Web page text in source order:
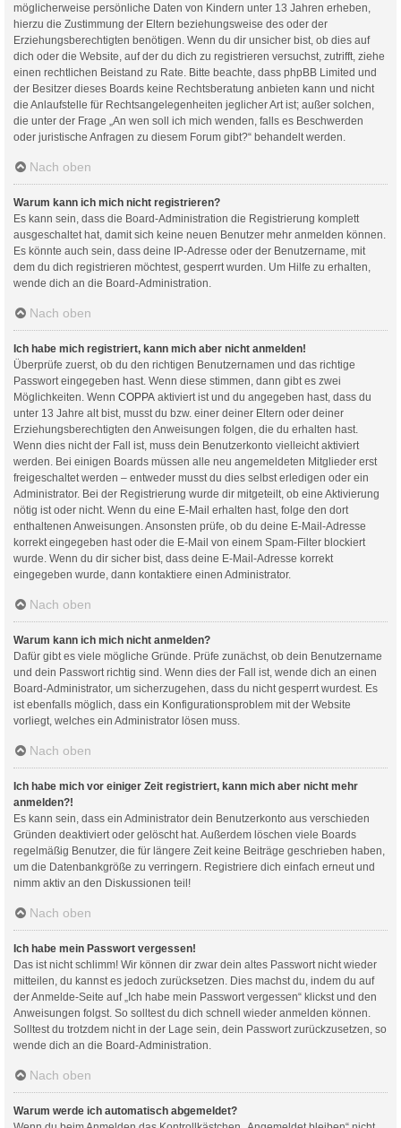
möglicherweise persönliche Daten von Kindern unter 13 Jahren erheben,
hierzu die Zustimmung der Eltern beziehungsweise des oder der
Erziehungsberechtigten benötigen. Wenn du dir unsicher bist, ob dies auf
dich oder die Website, auf der du dich zu registrieren versuchst, zutrifft, ziehe
einen rechtlichen Beistand zu Rate. Bitte beachte, dass phpBB Limited und
der Besitzer dieses Boards keine Rechtsberatung anbieten kann und nicht
die Anlaufstelle für Rechtsangelegenheiten jeglicher Art ist; außer solchen,
die unter der Frage „An wen soll ich mich wenden, falls es Beschwerden
oder juristische Anfragen zu diesem Forum gibt?“ behandelt werden.
Nach oben
Warum kann ich mich nicht registrieren?
Es kann sein, dass die Board-Administration die Registrierung komplett
ausgeschaltet hat, damit sich keine neuen Benutzer mehr anmelden können.
Es könnte auch sein, dass deine IP-Adresse oder der Benutzername, mit
dem du dich registrieren möchtest, gesperrt wurden. Um Hilfe zu erhalten,
wende dich an die Board-Administration.
Nach oben
Ich habe mich registriert, kann mich aber nicht anmelden!
Überprüfe zuerst, ob du den richtigen Benutzernamen und das richtige
Passwort eingegeben hast. Wenn diese stimmen, dann gibt es zwei
Möglichkeiten. Wenn COPPA aktiviert ist und du angegeben hast, dass du
unter 13 Jahre alt bist, musst du bzw. einer deiner Eltern oder deiner
Erziehungsberechtigten den Anweisungen folgen, die du erhalten hast.
Wenn dies nicht der Fall ist, muss dein Benutzerkonto vielleicht aktiviert
werden. Bei einigen Boards müssen alle neu angemeldeten Mitglieder erst
freigeschaltet werden – entweder musst du dies selbst erledigen oder ein
Administrator. Bei der Registrierung wurde dir mitgeteilt, ob eine Aktivierung
nötig ist oder nicht. Wenn du eine E-Mail erhalten hast, folge den dort
enthaltenen Anweisungen. Ansonsten prüfe, ob du deine E-Mail-Adresse
korrekt eingegeben hast oder die E-Mail von einem Spam-Filter blockiert
wurde. Wenn du dir sicher bist, dass deine E-Mail-Adresse korrekt
eingegeben wurde, dann kontaktiere einen Administrator.
Nach oben
Warum kann ich mich nicht anmelden?
Dafür gibt es viele mögliche Gründe. Prüfe zunächst, ob dein Benutzername
und dein Passwort richtig sind. Wenn dies der Fall ist, wende dich an einen
Board-Administrator, um sicherzugehen, dass du nicht gesperrt wurdest. Es
ist ebenfalls möglich, dass ein Konfigurationsproblem mit der Website
vorliegt, welches ein Administrator lösen muss.
Nach oben
Ich habe mich vor einiger Zeit registriert, kann mich aber nicht mehr
anmelden?!
Es kann sein, dass ein Administrator dein Benutzerkonto aus verschieden
Gründen deaktiviert oder gelöscht hat. Außerdem löschen viele Boards
regelmäßig Benutzer, die für längere Zeit keine Beiträge geschrieben haben,
um die Datenbankgröße zu verringern. Registriere dich einfach erneut und
nimm aktiv an den Diskussionen teil!
Nach oben
Ich habe mein Passwort vergessen!
Das ist nicht schlimm! Wir können dir zwar dein altes Passwort nicht wieder
mitteilen, du kannst es jedoch zurücksetzen. Dies machst du, indem du auf
der Anmelde-Seite auf „Ich habe mein Passwort vergessen“ klickst und den
Anweisungen folgst. So solltest du dich schnell wieder anmelden können.
Solltest du trotzdem nicht in der Lage sein, dein Passwort zurückzusetzen, so
wende dich an die Board-Administration.
Nach oben
Warum werde ich automatisch abgemeldet?